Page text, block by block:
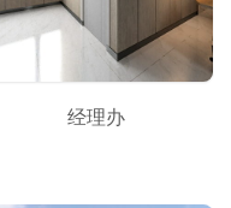
经理办